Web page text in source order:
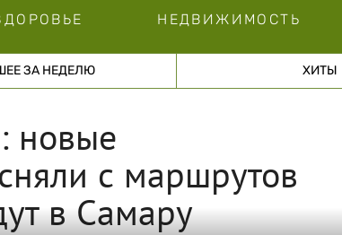
НЕДВИЖИМОСТЬ
ЗА НЕДЕЛЮ ХИТЫ
новые
с маршрутов
в Самару